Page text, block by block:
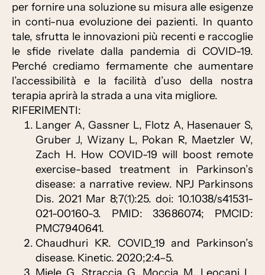
per fornire una soluzione su misura alle esigenze
in conti-nua evoluzione dei pazienti. In quanto
tale, sfrutta le innovazioni più recenti e raccoglie
le sfide rivelate dalla pandemia di COVID-19.
Perché crediamo fermamente che aumentare
l’accessibilità e la facilità d’uso della nostra
terapia aprirà la strada a una vita migliore.
RIFERIMENTI:
Langer A, Gassner L, Flotz A, Hasenauer S,
Gruber J, Wizany L, Pokan R, Maetzler W,
Zach H. How COVID-19 will boost remote
exercise-based treatment in Parkinson’s
disease: a narrative review. NPJ Parkinsons
Dis. 2021 Mar 8;7(1):25. doi: 10.1038/s41531-
021-00160-3. PMID: 33686074; PMCID:
PMC7940641.
Chaudhuri KR. COVID_19 and Parkinson’s
disease. Kinetic. 2020;2:4–5.